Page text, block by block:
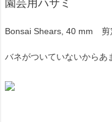
園芸用ハサミ
Bonsai Shears, 40 mm 剪
バネがついていないからあ